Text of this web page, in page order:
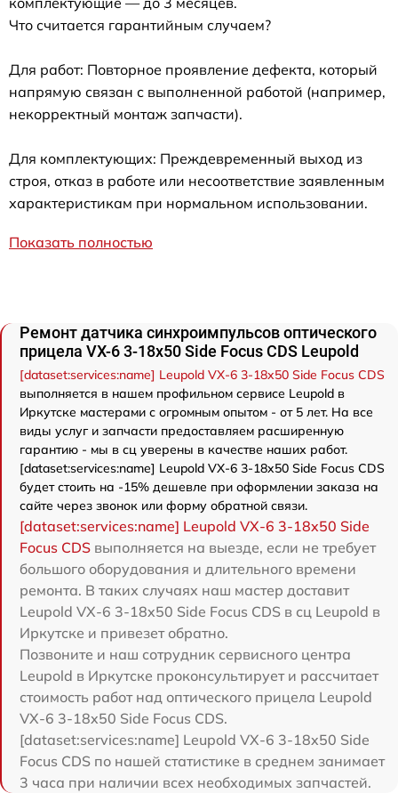
Что считается гарантийным случаем?
Для работ: Повторное проявление дефекта, который
напрямую связан с выполненной работой (например,
некорректный монтаж запчасти).
Для комплектующих: Преждевременный выход из
строя, отказ в работе или несоответствие заявленным
характеристикам при нормальном использовании.
Показать полностью
Ремонт датчика синхроимпульсов оптического
прицела VX-6 3-18x50 Side Focus CDS Leupold
[dataset:services:name] Leupold VX-6 3-18x50 Side Focus CDS
выполняется в нашем профильном сервисе Leupold в
Иркутске мастерами с огромным опытом - от 5 лет. На все
виды услуг и запчасти предоставляем расширенную
гарантию - мы в сц уверены в качестве наших работ.
[dataset:services:name] Leupold VX-6 3-18x50 Side Focus CDS
будет стоить на -15% дешевле при оформлении заказа на
сайте через звонок или форму обратной связи.
[dataset:services:name] Leupold VX-6 3-18x50 Side
Focus CDS выполняется на выезде, если не требует
большого оборудования и длительного времени
ремонта. В таких случаях наш мастер доставит
Leupold VX-6 3-18x50 Side Focus CDS в сц Leupold в
Иркутске и привезет обратно.
Позвоните и наш сотрудник сервисного центра
Leupold в Иркутске проконсультирует и рассчитает
стоимость работ над оптического прицела Leupold
VX-6 3-18x50 Side Focus CDS.
[dataset:services:name] Leupold VX-6 3-18x50 Side
Focus CDS по нашей статистике в среднем занимает
3 часа при наличии всех необходимых запчастей.